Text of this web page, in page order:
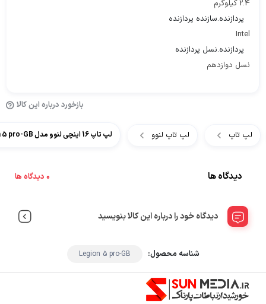
2.4 کیلوگرم
پردازنده.سازنده پردازنده
Intel
پردازنده.نسل پردازنده
نسل دوازدهم
بازخورد درباره این کالا
لپ تاپ لپ تاپ لنوو لپ تاپ 16 اینچی لنوو مدل Lenovo Legion 5 pro-GB
دیدگاه ها 0 دیدگاه ها
دیدگاه خود را درباره این کالا بنویسید
شناسه محصول: Legion 5 pro-GB